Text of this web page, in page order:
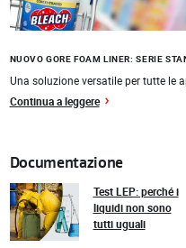
NUOVO GORE FOAM LINER: SERIE
Una soluzione versatile per tutte le
Continua a leggere
Documentazione
Test LEP: perché i
liquidi non sono
tutti uguali